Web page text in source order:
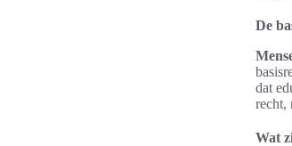
De
dat
recht,
Wat